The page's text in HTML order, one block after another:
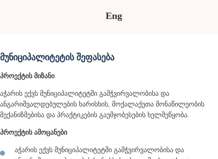
Eng
მუნიციპალიტეტის შეფასება
პროექტის მიზანი
აჭარის ექვს მუნიციპალიტეტში გამჭვირვალობისა და
ანგარიშვალდებულების ხარისხის, მოქალაქეთა მონაწილეობის
მექანიზმებისა და პრაქტიკების გაუმჯობესების ხელშეწყობა.
პროექტის ამოცანები
აჭარის ექვს მუნიციპალიტეტში გამჭვირვალობისა და